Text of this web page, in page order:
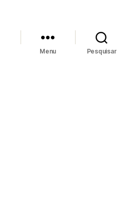
Menu Pesquisar